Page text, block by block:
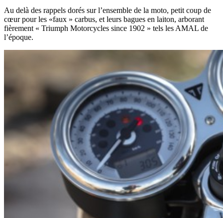
Au delà des rappels dorés sur l’ensemble de la moto, petit coup de
cœur pour les «faux » carbus, et leurs bagues en laiton, arborant
fièrement « Triumph Motorcycles since 1902 » tels les AMAL de
l’époque.